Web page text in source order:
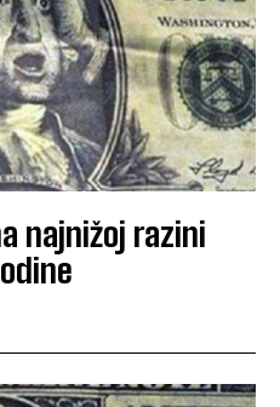
najnižoj razini